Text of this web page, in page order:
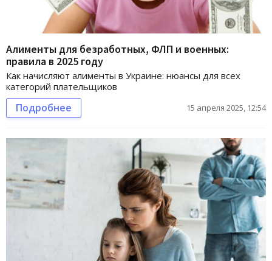
Алименты для безработных, ФЛП и военных:
правила в 2025 году
Как начисляют алименты в Украине: нюансы для всех
категорий плательщиков
Подробнее 15 апреля 2025, 12:54